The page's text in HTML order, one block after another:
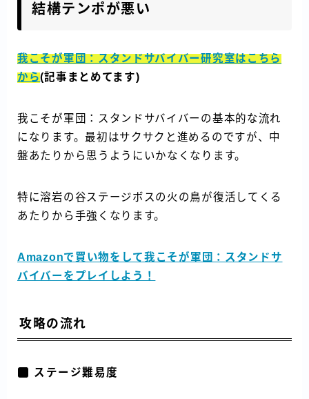
結構テンポが悪い
我こそが軍団：スタンドサバイバー研究室はこちら
から(記事まとめてます)
我こそが軍団：スタンドサバイバーの基本的な流れ
になります。最初はサクサクと進めるのですが、中
盤あたりから思うようにいかなくなります。
特に溶岩の谷ステージボスの火の鳥が復活してくる
あたりから手強くなります。
Amazonで買い物をして我こそが軍団：スタンドサ
バイバーをプレイしよう！
攻略の流れ
ステージ難易度